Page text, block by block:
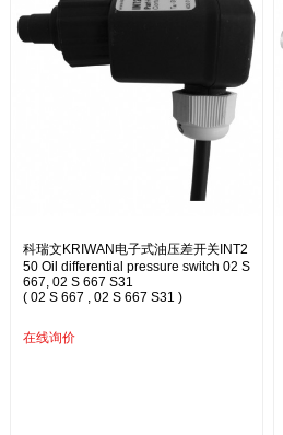
科瑞文KRIWAN电子式油压差开关INT2
50 Oil differential pressure switch 02 S
667, 02 S 667 S31
( 02 S 667 , 02 S 667 S31 )
在线询价